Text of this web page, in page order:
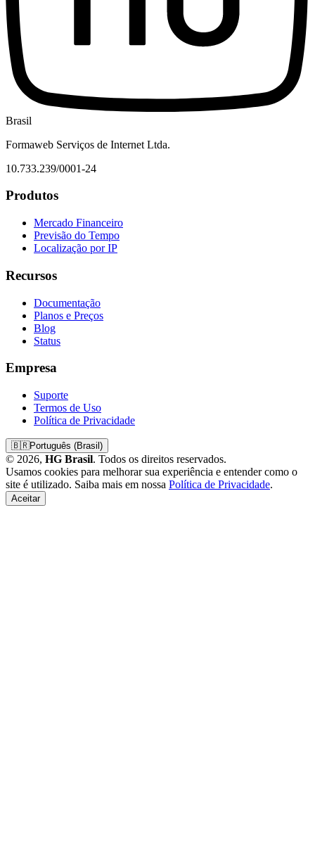
Brasil
Formaweb Serviços de Internet Ltda.
10.733.239/0001-24
Produtos
Mercado Financeiro
Previsão do Tempo
Localização por IP
Recursos
Documentação
Planos e Preços
Blog
Status
Empresa
Suporte
Termos de Uso
Política de Privacidade
🇧🇷Português (Brasil)
© 2026, HG Brasil. Todos os direitos reservados.
Usamos cookies para melhorar sua experiência e entender como o
site é utilizado. Saiba mais em nossa Política de Privacidade.
Aceitar